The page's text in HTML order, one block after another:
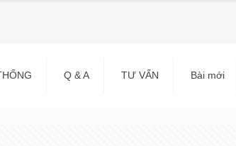
Q & A TƯ VẤN Bài mới